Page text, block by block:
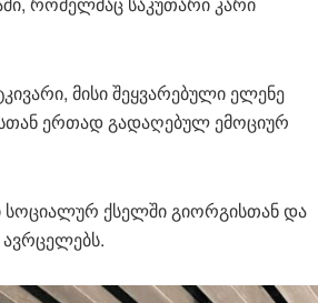
მისი შეყვარებული ელენე
ერთად გადაღებულ ემოციურ
სოციალურ ქსელში გიორგისთან და